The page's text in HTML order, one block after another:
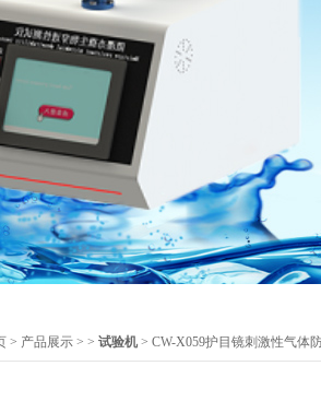
> 产品展示 > > 试验机 > CW-X059护目镜刺激性气体